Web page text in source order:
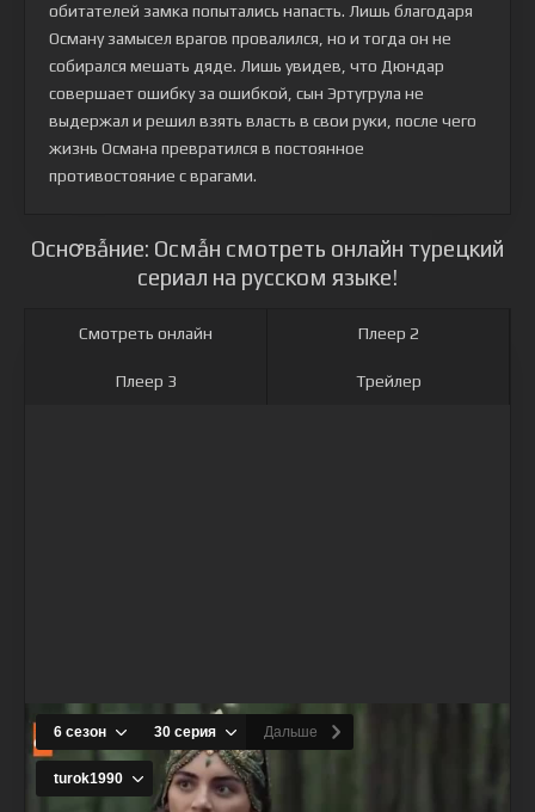
обитателей замка попытались напасть. Лишь благодаря
Осману замысел врагов провалился, но и тогда он не
собирался мешать дяде. Лишь увидев, что Дюндар
совершает ошибку за ошибкой, сын Эртугрула не
выдержал и решил взять власть в свои руки, после чего
жизнь Османа превратился в постоянное
противостояние с врагами.
Оснꝍвẫние: Осмẫн смотреть онлайн турецкий
сериал на русском языке!
Смотреть онлайн Плеер 2
Плеер 3 Трейлер